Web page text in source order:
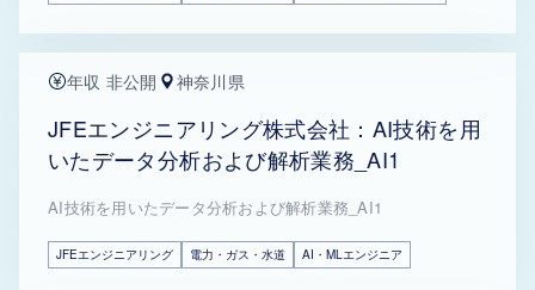
年収 非公開 神奈川県
JFEエンジニアリング株式会社：AI技術を用
いたデータ分析および解析業務_AI1
AI技術を用いたデータ分析および解析業務_AI1
JFEエンジニアリング 電力・ガス・水道 AI・MLエンジニア